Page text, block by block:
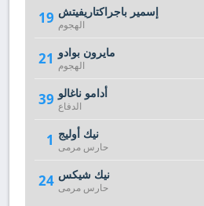
19 إسمير باجراكتاريفيتش
الهجوم
21 مايرون بوادو
الهجوم
39 أدامو ناغالو
الدفاع
1 نيك أوليج
حارس مرمى
24 نيك شيكس
حارس مرمى